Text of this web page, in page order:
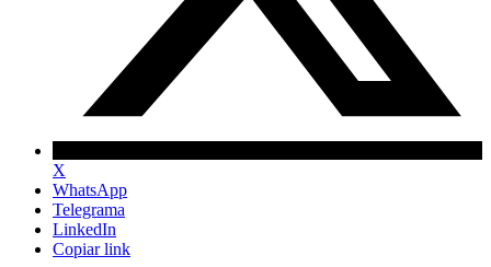
X
WhatsApp
Telegrama
LinkedIn
Copiar link